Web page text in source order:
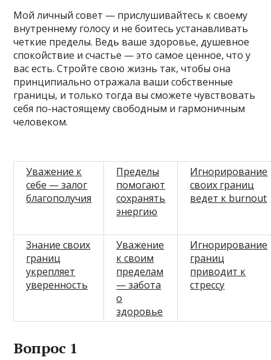
Мой личный совет — прислушивайтесь к своему
внутреннему голосу и не боитесь устанавливать
четкие пределы. Ведь ваше здоровье, душевное
спокойствие и счастье — это самое ценное, что у
вас есть. Стройте свою жизнь так, чтобы она
принципиально отражала ваши собственные
границы, и только тогда вы сможете чувствовать
себя по-настоящему свободным и гармоничным
человеком.
Уважение к
себе — залог
благополучия
Пределы
помогают
сохранять
энергию
Игнорирование
своих границ
ведет к burnout
Знание своих
границ
укрепляет
уверенность
Уважение
к своим
пределам
— забота
о
здоровье
Игнорирование
границ
приводит к
стрессу
Вопрос 1